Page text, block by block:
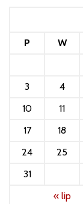
P W
3
4
10
11
17
18
24
25
31
« lip